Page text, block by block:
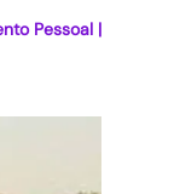
Pessoal |